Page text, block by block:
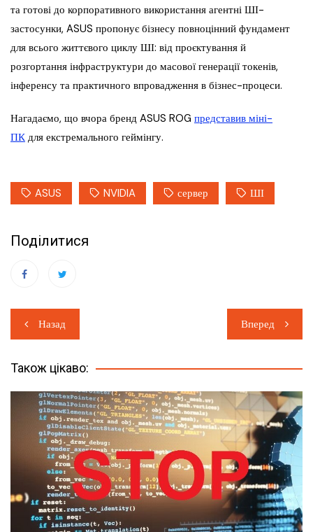
та готові до корпоративного використання агентні ШІ-
застосунки, ASUS пропонує бізнесу повноцінний фундамент
для всього життєвого циклу ШІ: від проєктування й
розгортання інфраструктури до масової генерації токенів,
інференсу та практичного впровадження в бізнес-процеси.
Нагадаємо, що вчора бренд ASUS ROG представив міні-
ПК для екстремального геймінгу.
ASUS NVIDIA сервер ШІ
Поділитися
Навігація
записів
Назад Вперед
Також цікаво: